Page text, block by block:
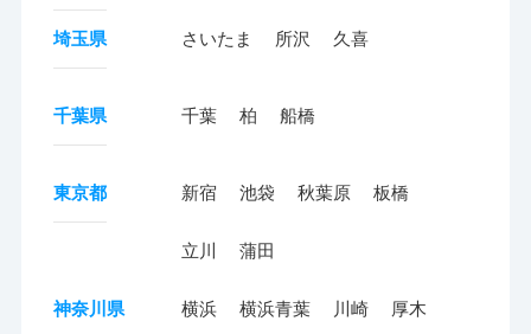
埼玉県 さいたま 所沢 久喜
千葉県 千葉 柏 船橋
東京都 新宿 池袋 秋葉原 板橋
立川 蒲田
神奈川県 横浜 横浜青葉 川崎 厚木